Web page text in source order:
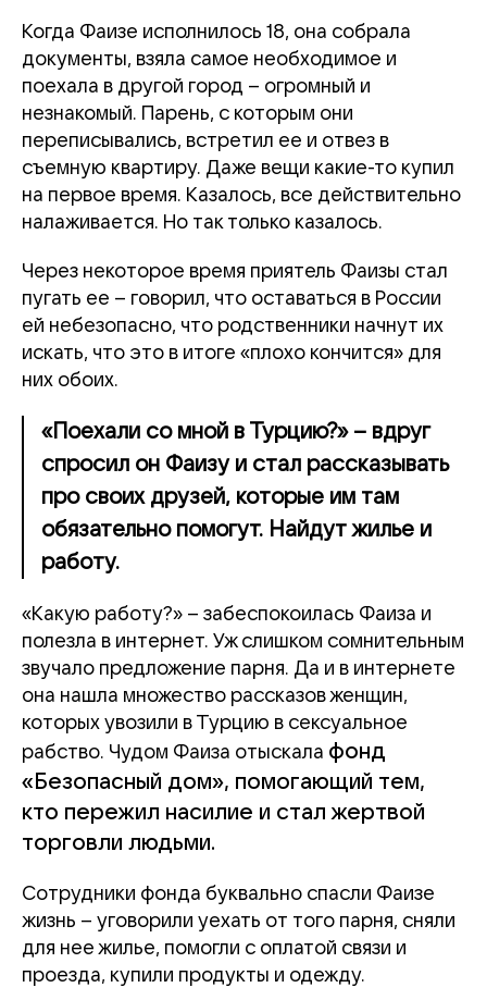
Когда Фаизе исполнилось 18, она собрала
документы, взяла самое необходимое и
поехала в другой город – огромный и
незнакомый. Парень, с которым они
переписывались, встретил ее и отвез в
съемную квартиру. Даже вещи какие-то купил
на первое время. Казалось, все действительно
налаживается. Но так только казалось.
Через некоторое время приятель Фаизы стал
пугать ее – говорил, что оставаться в России
ей небезопасно, что родственники начнут их
искать, что это в итоге «плохо кончится» для
них обоих.
«Поехали со мной в Турцию?» – вдруг
спросил он Фаизу и стал рассказывать
про своих друзей, которые им там
обязательно помогут. Найдут жилье и
работу.
«Какую работу?» – забеспокоилась Фаиза и
полезла в интернет. Уж слишком сомнительным
звучало предложение парня. Да и в интернете
она нашла множество рассказов женщин,
которых увозили в Турцию в сексуальное
рабство. Чудом Фаиза отыскала фонд
«Безопасный дом», помогающий тем,
кто пережил насилие и стал жертвой
торговли людьми.
Сотрудники фонда буквально спасли Фаизе
жизнь – уговорили уехать от того парня, сняли
для нее жилье, помогли с оплатой связи и
проезда, купили продукты и одежду.